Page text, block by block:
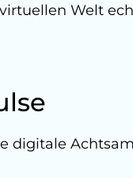
Welt
digitale